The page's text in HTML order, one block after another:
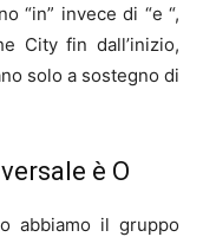
“in” invece di “e “,
City fin dall’inizio,
solo a sostegno di
è O
abbiamo il gruppo